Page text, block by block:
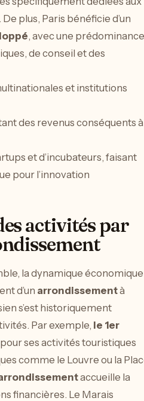
plus, Paris bénéficie d’un
, avec une prédominance
de conseil et des
et institutions
des revenus conséquents à
et d’incubateurs, faisant
pour l’innovation
activités par
la dynamique économique
d’un arrondissementà
s’est historiquement
Par exemple, le 1er
ses activités touristiques
comme le Louvre ou la
accueille la
financières. Le Marais